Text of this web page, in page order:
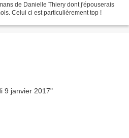
de Danielle Thiery dont j'épouserais
Celui ci est particulièrement top !